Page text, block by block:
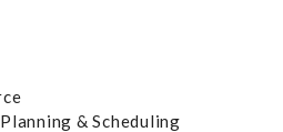
& Scheduling